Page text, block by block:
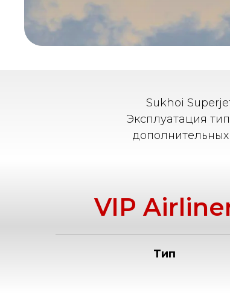
Sukhoi
Эксплуатация
VIP
Тип